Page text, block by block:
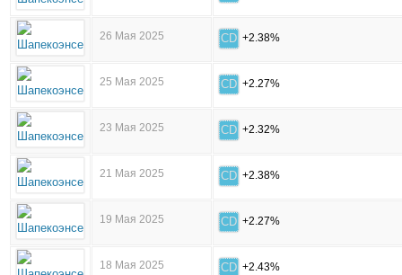
26 Мая 2025 CD +2.38%
25 Мая 2025 CD +2.27%
23 Мая 2025 CD +2.32%
21 Мая 2025 CD +2.38%
19 Мая 2025 CD +2.27%
18 Мая 2025 CD +2.43%